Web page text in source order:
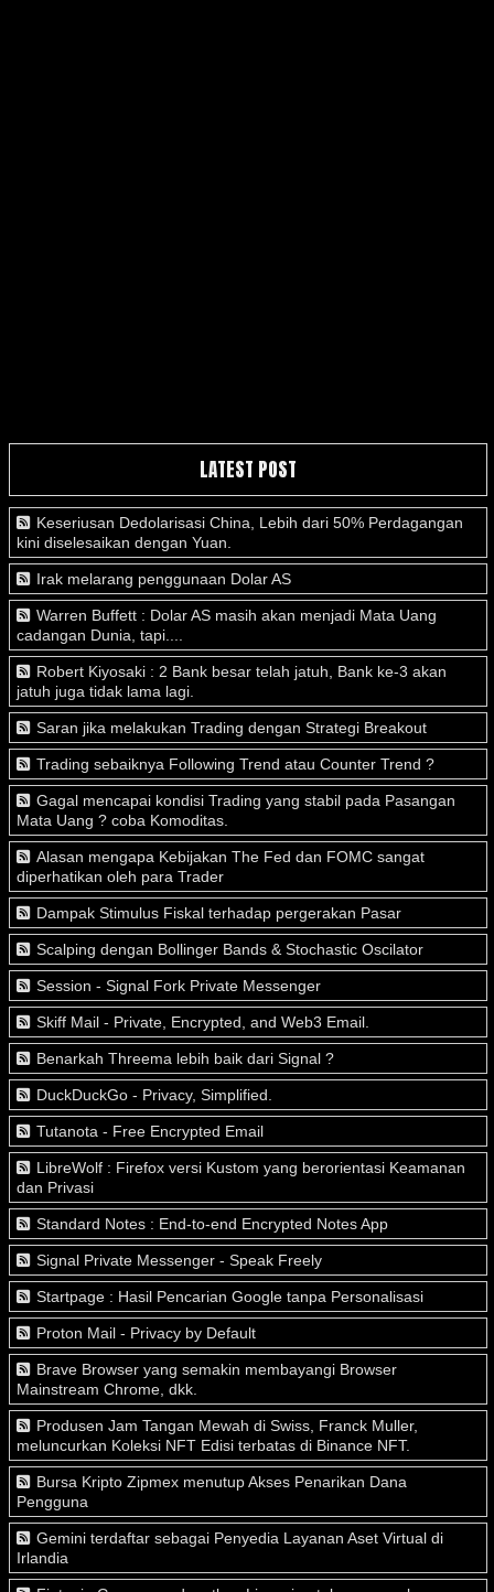
LATEST POST
Keseriusan Dedolarisasi China, Lebih dari 50% Perdagangan
kini diselesaikan dengan Yuan.
Irak melarang penggunaan Dolar AS
Warren Buffett : Dolar AS masih akan menjadi Mata Uang
cadangan Dunia, tapi....
Robert Kiyosaki : 2 Bank besar telah jatuh, Bank ke-3 akan
jatuh juga tidak lama lagi.
Saran jika melakukan Trading dengan Strategi Breakout
Trading sebaiknya Following Trend atau Counter Trend ?
Gagal mencapai kondisi Trading yang stabil pada Pasangan
Mata Uang ? coba Komoditas.
Alasan mengapa Kebijakan The Fed dan FOMC sangat
diperhatikan oleh para Trader
Dampak Stimulus Fiskal terhadap pergerakan Pasar
Scalping dengan Bollinger Bands & Stochastic Oscilator
Session - Signal Fork Private Messenger
Skiff Mail - Private, Encrypted, and Web3 Email.
Benarkah Threema lebih baik dari Signal ?
DuckDuckGo - Privacy, Simplified.
Tutanota - Free Encrypted Email
LibreWolf : Firefox versi Kustom yang berorientasi Keamanan
dan Privasi
Standard Notes : End-to-end Encrypted Notes App
Signal Private Messenger - Speak Freely
Startpage : Hasil Pencarian Google tanpa Personalisasi
Proton Mail - Privacy by Default
Brave Browser yang semakin membayangi Browser
Mainstream Chrome, dkk.
Produsen Jam Tangan Mewah di Swiss, Franck Muller,
meluncurkan Koleksi NFT Edisi terbatas di Binance NFT.
Bursa Kripto Zipmex menutup Akses Penarikan Dana
Pengguna
Gemini terdaftar sebagai Penyedia Layanan Aset Virtual di
Irlandia